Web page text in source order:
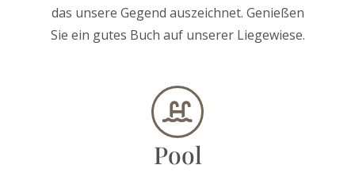
das unsere Gegend auszeichnet. Genießen
Sie ein gutes Buch auf unserer Liegewiese.
Pool